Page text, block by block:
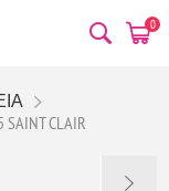
0
SAINT CLAIR